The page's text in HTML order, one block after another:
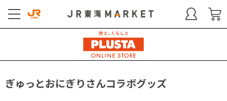
ぎゅっとおにぎりさんコラボグッズ